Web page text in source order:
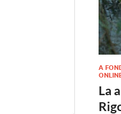
A
La